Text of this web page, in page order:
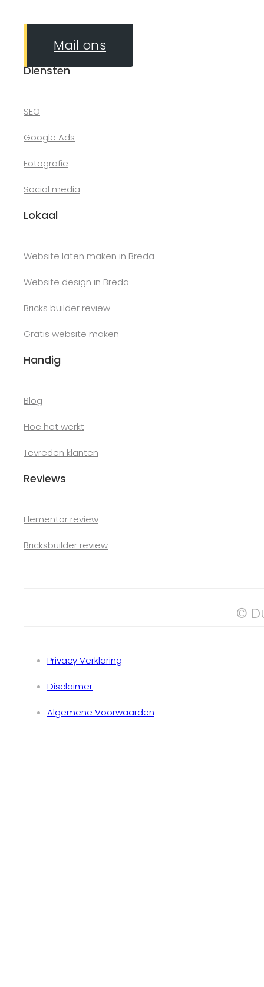
Mail ons
Diensten
SEO
Google Ads
Fotografie
Social media
Lokaal
Website laten maken in Breda
Website design in Breda
Bricks builder review
Gratis website maken
Handig
Blog
Hoe het werkt
Tevreden klanten
Reviews
Elementor review
Bricksbuilder review
©
Privacy Verklaring
Disclaimer
Algemene Voorwaarden